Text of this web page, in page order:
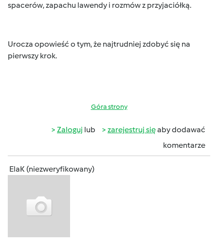
spacerów, zapachu lawendy i rozmów z przyjaciółką.
Urocza opowieść o tym, że najtrudniej zdobyć się na
pierwszy krok.
Góra strony
Zaloguj lub zarejestruj sięaby dodawać
komentarze
ElaK (niezweryfikowany)